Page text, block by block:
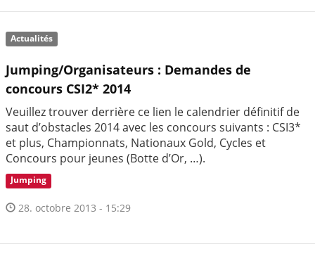
Actualités
Jumping/Organisateurs : Demandes de
concours CSI2* 2014
Veuillez trouver derrière ce lien le calendrier définitif de
saut d’obstacles 2014 avec les concours suivants : CSI3*
et plus, Championnats, Nationaux Gold, Cycles et
Concours pour jeunes (Botte d’Or, …).
Jumping
28. octobre 2013 - 15:29